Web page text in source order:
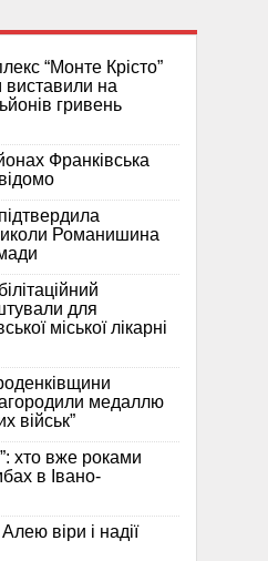
“Монте Крісто”
виставили на
гривень
Франківська
Романишина
для
міської лікарні
медаллю
військ”
хто вже роками
в Івано-
віри і надії